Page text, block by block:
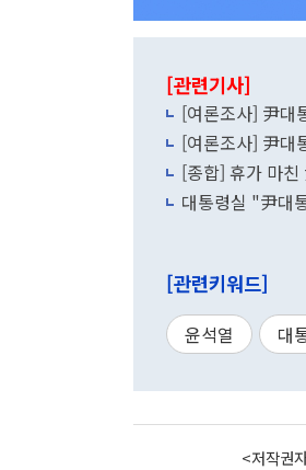
[관련기사]
[여론조사] 尹대
[여론조사] 尹대
[종합] 휴가 마
대통령실 "尹대
[관련키워드]
윤석열 대
<저작권